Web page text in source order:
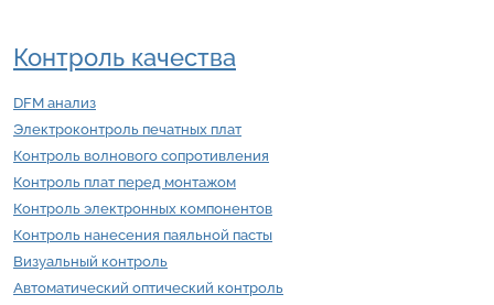
Контроль качества
DFM анализ
Электроконтроль печатных плат
Контроль волнового сопротивления
Контроль плат перед монтажом
Контроль электронных компонентов
Контроль нанесения паяльной пасты
Визуальный контроль
Автоматический оптический контроль